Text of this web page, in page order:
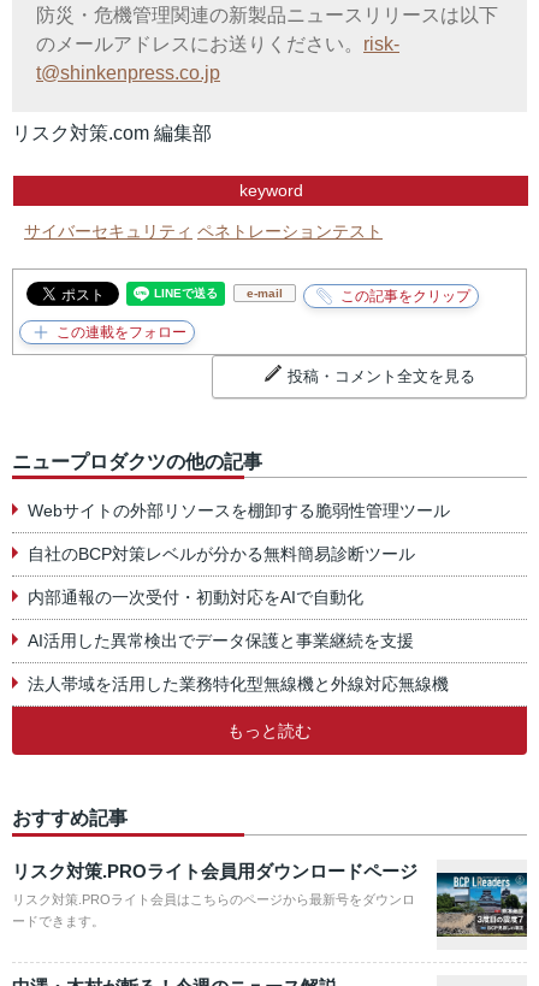
防災・危機管理関連の新製品ニュースリリースは以下
のメールアドレスにお送りください。 risk-
t@shinkenpress.co.jp
リスク対策.com 編集部
keyword
サイバーセキュリティ ペネトレーションテスト
e-mail
投稿・コメント全文を見る
ニュープロダクツの他の記事
Webサイトの外部リソースを棚卸する脆弱性管理ツール
自社のBCP対策レベルが分かる無料簡易診断ツール
内部通報の一次受付・初動対応をAIで自動化
AI活用した異常検出でデータ保護と事業継続を支援
法人帯域を活用した業務特化型無線機と外線対応無線機
もっと読む
おすすめ記事
リスク対策.PROライト会員用ダウンロードページ
リスク対策.PROライト会員はこちらのページから最新号をダウンロ
ードできます。